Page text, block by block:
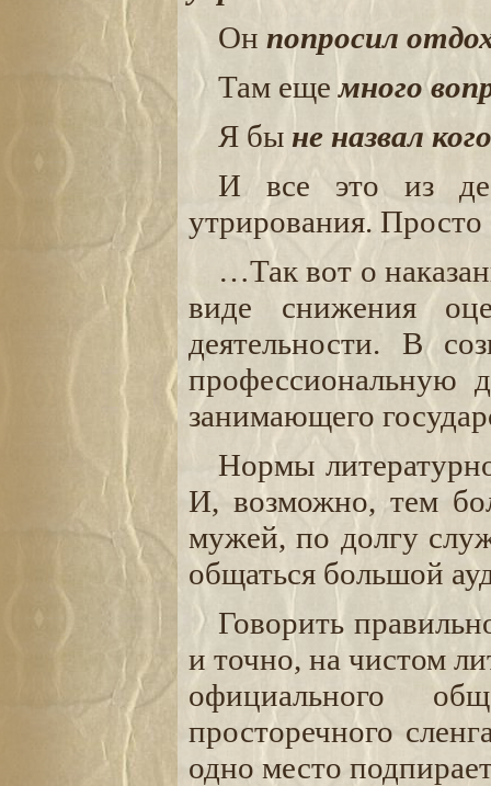
Он попросил
Там ещемного
Я бы не назвал
И все это из
утрирования.
…Так вот о
виде снижения
деятельности. В
профессиональную
занимающего
Нормы
И, возможно, тем
мужей, по долгу
общаться большой
Говорить
и точно, на чистом
официального
просторечного
одно место